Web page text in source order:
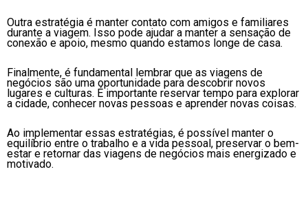
Outra estratégia é manter contato com amigos e familiares
durante a viagem. Isso pode ajudar a manter a sensação de
conexão e apoio, mesmo quando estamos longe de casa.
Finalmente, é fundamental lembrar que as viagens de
negócios são uma oportunidade para descobrir novos
lugares e culturas. É importante reservar tempo para explorar
a cidade, conhecer novas pessoas e aprender novas coisas.
Ao implementar essas estratégias, é possível manter o
equilíbrio entre o trabalho e a vida pessoal, preservar o bem-
estar e retornar das viagens de negócios mais energizado e
motivado.